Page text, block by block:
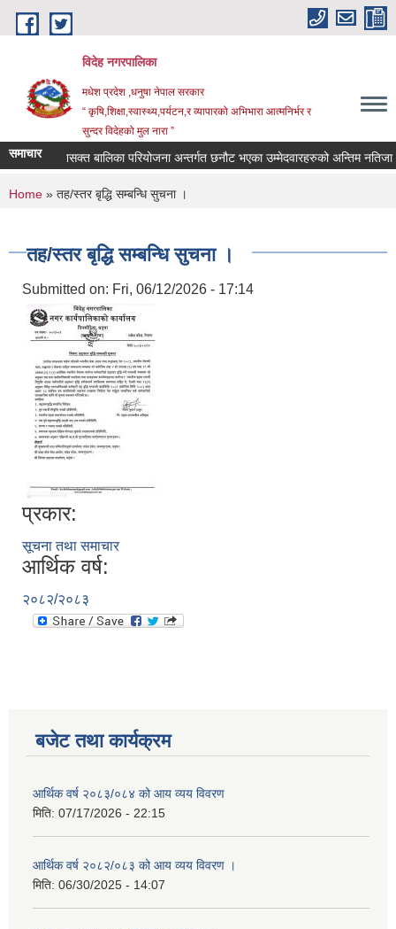
Skip to main content
विदेह नगरपालिका
मधेश प्रदेश ,धनुषा नेपाल सरकार
“ कृषि,शिक्षा,स्वास्थ्य,पर्यटन,र व्यापारको अभिभारा आत्मनिर्भर र
सुन्दर विदेहको मुल नारा ”
समाचार
। शसक्त बालिका परियोजना अन्तर्गत छनौट भएका उम्मेदवारहरुको अन्तिम नतिजा
You are here
Home » तह/स्तर बृद्धि सम्बन्धि सुचना ।
तह/स्तर बृद्धि सम्बन्धि सुचना ।
Submitted on: Fri, 06/12/2026 - 17:14
प्रकार:
सूचना तथा समाचार
आर्थिक वर्ष:
२०८२/२०८३
बजेट तथा कार्यक्रम
आर्थिक वर्ष २०८३/०८४ को आय व्यय विवरण
मिति: 07/17/2026 - 22:15
आर्थिक वर्ष २०८२/०८३ को आय व्यय विवरण ।
मिति: 06/30/2025 - 14:07